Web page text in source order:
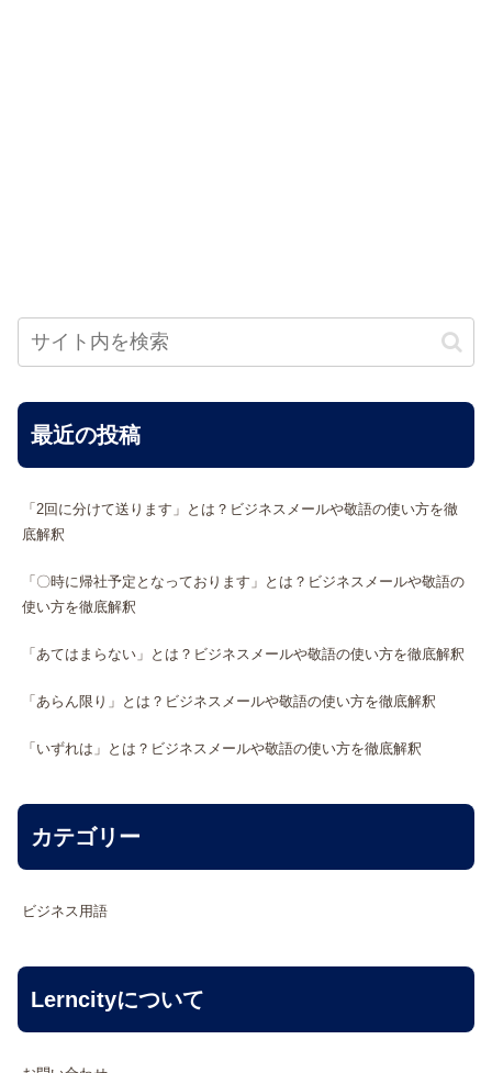
最近の投稿
「2回に分けて送ります」とは？ビジネスメールや敬語の使い方を徹
底解釈
「〇時に帰社予定となっております」とは？ビジネスメールや敬語の
使い方を徹底解釈
「あてはまらない」とは？ビジネスメールや敬語の使い方を徹底解釈
「あらん限り」とは？ビジネスメールや敬語の使い方を徹底解釈
「いずれは」とは？ビジネスメールや敬語の使い方を徹底解釈
カテゴリー
ビジネス用語
Lerncityについて